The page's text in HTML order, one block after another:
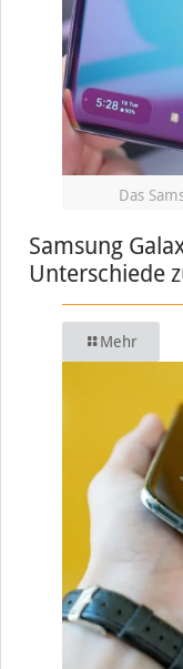
Das
Samsung
Unterschiede
Mehr